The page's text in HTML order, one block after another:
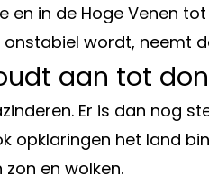
en in de Hoge Venen
wordt, neemt
aan tot
Er is dan nog
opklaringen het land
en wolken.